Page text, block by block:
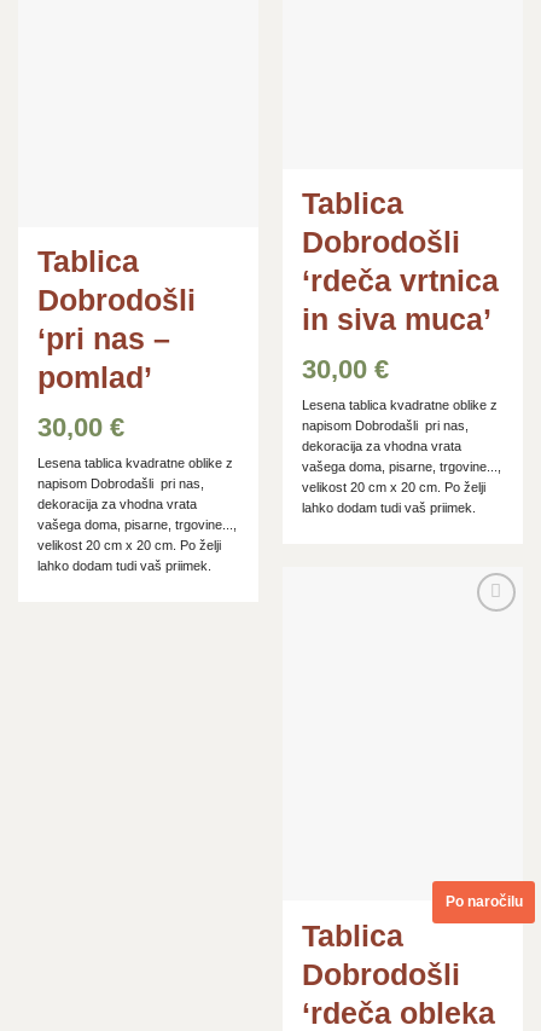
Tablica
Dobrodošli
‘pri nas –
pomlad’
30,00€
Lesena tablica kvadratne oblike z
napisom Dobrodašli pri nas,
dekoracija za vhodna vrata
vašega doma, pisarne, trgovine...,
velikost 20 cm x 20 cm. Po želji
lahko dodam tudi vaš priimek.
Tablica
Dobrodošli
‘rdeča vrtnica
in siva muca’
30,00€
Lesena tablica kvadratne oblike z
napisom Dobrodašli pri nas,
dekoracija za vhodna vrata
vašega doma, pisarne, trgovine...,
velikost 20 cm x 20 cm. Po želji
lahko dodam tudi vaš priimek.
Po naročilu
Tablica
Dobrodošli
‘rdeča obleka